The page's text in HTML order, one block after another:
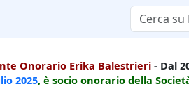
Onorario Erika Balestrieri - Dal
2025, è socio onorario della